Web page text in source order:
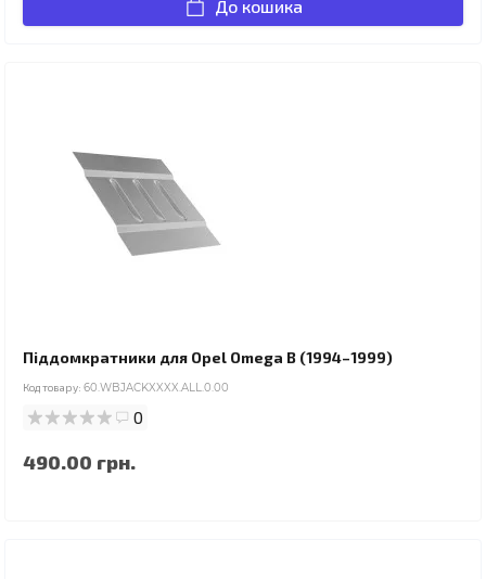
До кошика
Піддомкратники для Opel Omega B (1994–1999)
Код товару: 60.WBJACKXXXX.ALL.0.00
0
490.00 грн.